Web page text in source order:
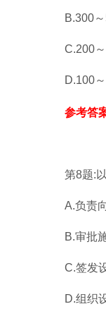
B.300
C.200
D.100
参考答
第8题:
A.负责
B.审批
C.签发
D.组织